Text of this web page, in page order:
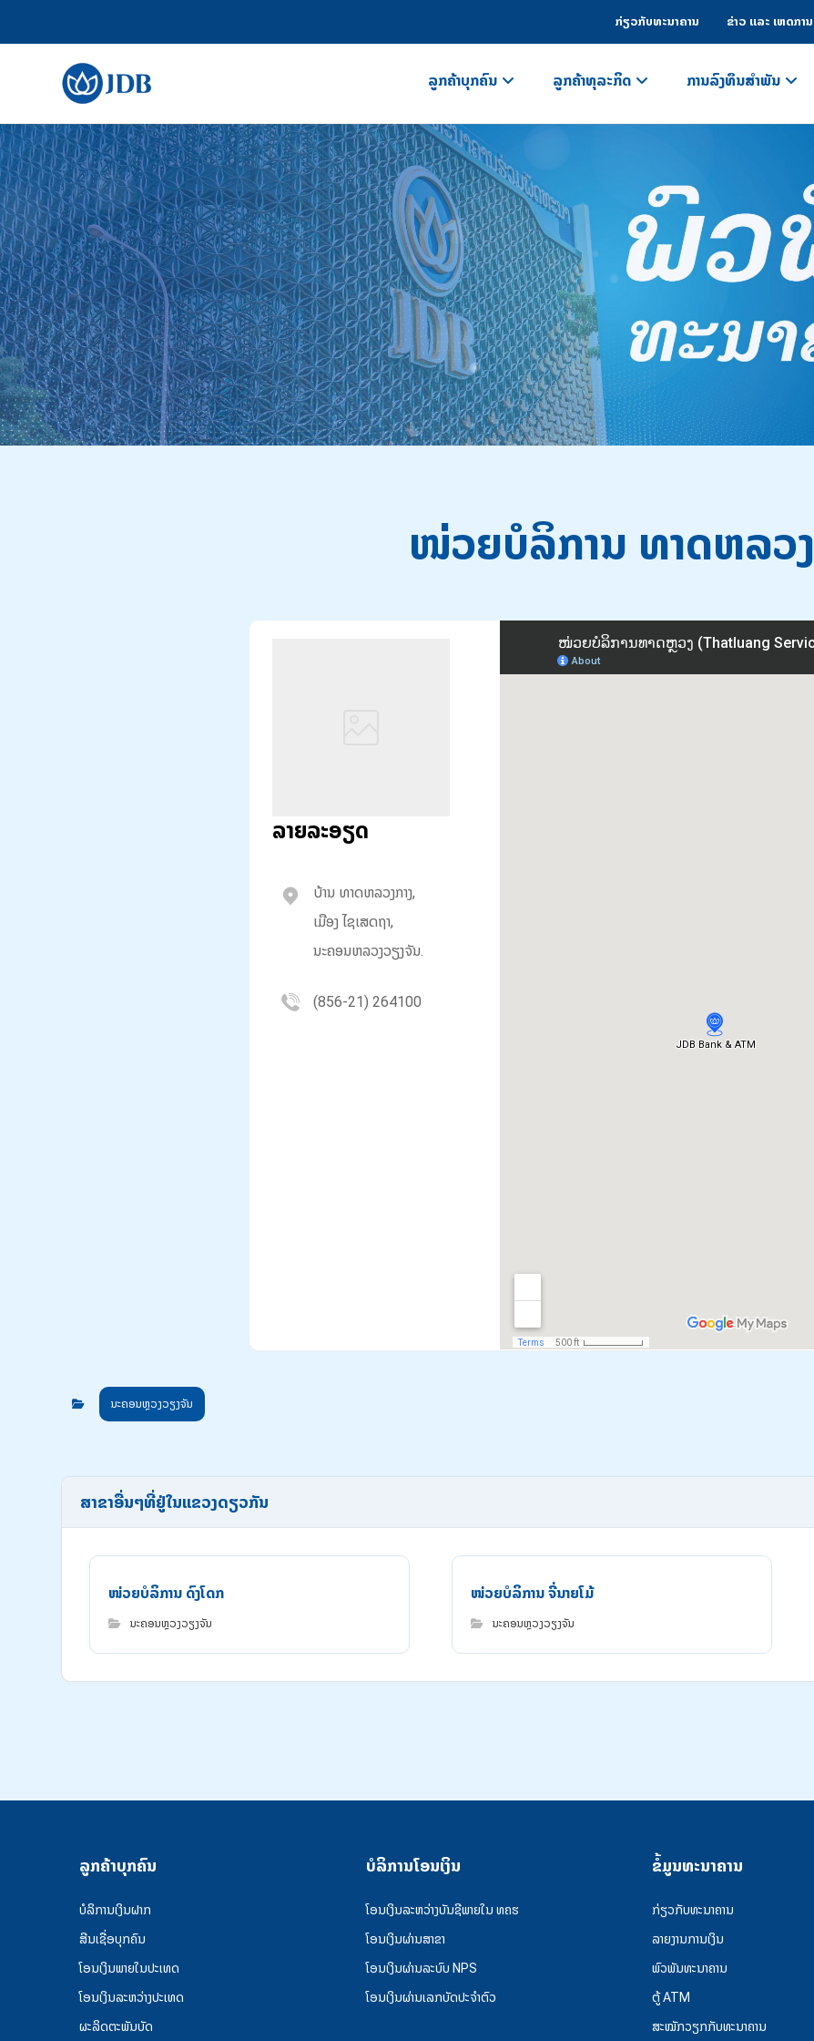
ກ່ຽວກັບທະນາຄານ ຂ່າວ ແລະ ເຫດການ
ລູກຄ້າບຸກຄົນ ລູກຄ້າທຸລະກິດ ການລົງທຶນສຳພັນ
ໜ່ວຍບໍລິການ ທາດຫລວງ
ລາຍລະອຽດ
ບ້ານ ທາດຫລວງກາງ,
ເມືອງ ໄຊເສດຖາ,
ນະຄອນຫລວງວຽງຈັນ.
(856-21) 264100
ນະຄອນຫຼວງວຽງຈັນ
ສາຂາອື່ນໆທີ່ຢູ່ໃນແຂວງດຽວກັນ
ໜ່ວຍບໍລິການ ດົງໂດກ
ນະຄອນຫຼວງວຽງຈັນ
ໜ່ວຍບໍລິການ ຈີ່ນາຍໂມ້
ນະຄອນຫຼວງວຽງຈັນ
ລູກຄ້າບຸກຄົນ
ບໍລິການເງິນຝາກ
ສີນເຊື່ອບຸກຄົນ
ໂອນເງິນພາຍໃນປະເທດ
ໂອນເງິນລະຫວ່າງປະເທດ
ຜະລິດຕະພັນບັດ
ບໍລິການໂອນເງິນ
ໂອນເງິນລະຫວ່າງບັນຊີພາຍໃນ ທຄຮ
ໂອນເງິນຜ່ານສາຂາ
ໂອນເງິນຜ່ານລະບົບ NPS
ໂອນເງິນຜ່ານເລກບັດປະຈຳຕົວ
ຂໍ້ມູນທະນາຄານ
ກ່ຽວກັບທະນາຄານ
ລາຍງານການເງິນ
ພົວພັນທະນາຄານ
ຕູ້ ATM
ສະໝັກວຽກກັບທະນາຄານ